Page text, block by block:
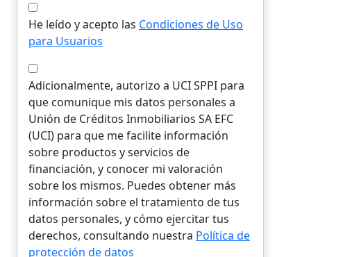
He leído y acepto las Condiciones de Uso
para Usuarios
Adicionalmente, autorizo a UCI SPPI para
que comunique mis datos personales a
Unión de Créditos Inmobiliarios SA EFC
(UCI) para que me facilite información
sobre productos y servicios de
financiación, y conocer mi valoración
sobre los mismos. Puedes obtener más
información sobre el tratamiento de tus
datos personales, y cómo ejercitar tus
derechos, consultando nuestra Política de
protección de datos